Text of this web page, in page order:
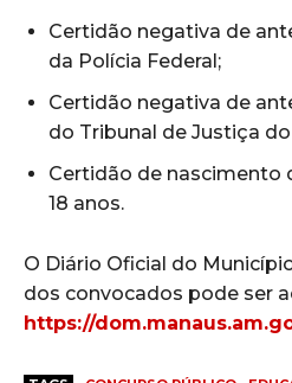
Certidão negativa de
da Polícia Federal;
Certidão negativa de
do Tribunal de Justiça
Certidão de nascimento
18 anos.
O Diário Oficial do
dos convocados pode ser
https://